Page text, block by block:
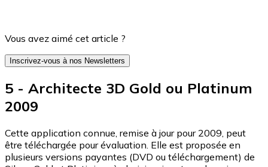
Vous avez aimé cet article ?
Inscrivez-vous à nos Newsletters
5 - Architecte 3D Gold ou Platinum
2009
Cette application connue, remise à jour pour 2009, peut
être téléchargée pour évaluation. Elle est proposée en
plusieurs versions payantes (DVD ou téléchargement) de